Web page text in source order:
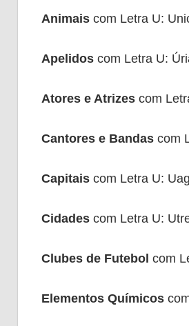
Animaiscom Letra U:
Apelidoscom Letra U:
Atores e Atrizescom
Cantores e Bandascom
Capitaiscom Letra U:
Cidadescom Letra U:
Clubes de Futebol com
Elementos Químicos